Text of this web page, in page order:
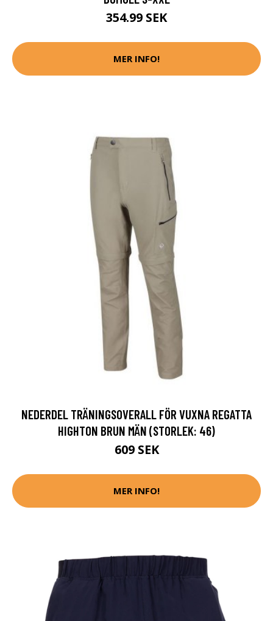
354.99 SEK
MER INFO!
NEDERDEL TRÄNINGSOVERALL FÖR VUXNA REGATTA
HIGHTON BRUN MÄN (STORLEK: 46)
609 SEK
MER INFO!